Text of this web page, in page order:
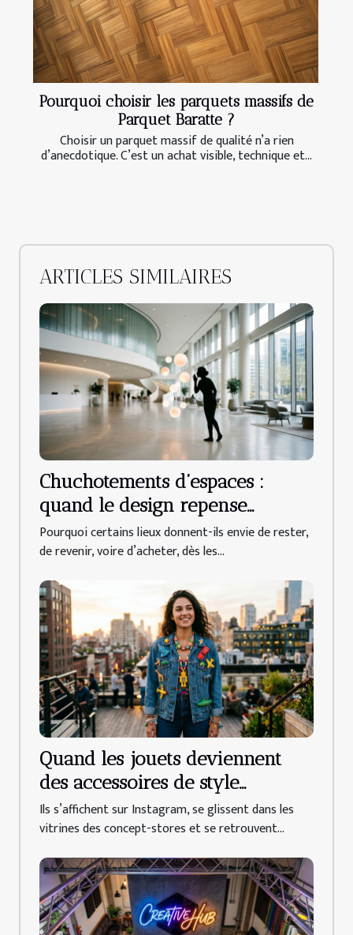
Pourquoi choisir les parquets massifs de
Parquet Baratte ?
Choisir un parquet massif de qualité n’a rien
d’anecdotique. C’est un achat visible, technique et...
ARTICLES SIMILAIRES
Chuchotements d’espaces :
quand le design repense
l’accueil client
Pourquoi certains lieux donnent-ils envie de rester,
de revenir, voire d’acheter, dès les...
Quand les jouets deviennent
des accessoires de style
inattendus
Ils s’affichent sur Instagram, se glissent dans les
vitrines des concept-stores et se retrouvent...